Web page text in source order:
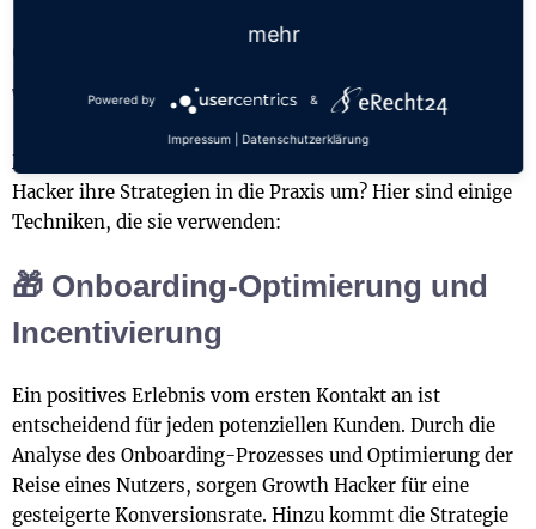
Growth Hacking-Techniken, die
Wunder wirken
Mit diesen Prinzipien im Hinterkopf, wie setzen Growth
Hacker ihre Strategien in die Praxis um? Hier sind einige
Techniken, die sie verwenden:
🎁 Onboarding-Optimierung und
Incentivierung
Ein positives Erlebnis vom ersten Kontakt an ist
entscheidend für jeden potenziellen Kunden. Durch die
Analyse des Onboarding-Prozesses und Optimierung der
Reise eines Nutzers, sorgen Growth Hacker für eine
gesteigerte Konversionsrate. Hinzu kommt die Strategie
mehr
Powered by &
Impressum Datenschutzerklärung